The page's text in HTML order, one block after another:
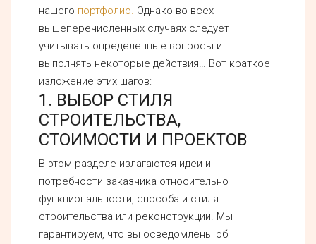
нашего портфолио. Однако во всех
вышеперечисленных случаях следует
учитывать определенные вопросы и
выполнять некоторые действия… Вот краткое
изложение этих шагов:
1. ВЫБОР СТИЛЯ
СТРОИТЕЛЬСТВА,
СТОИМОСТИ И ПРОЕКТОВ
В этом разделе излагаются идеи и
потребности заказчика относительно
функциональности, способа и стиля
строительства или реконструкции. Мы
гарантируем, что вы осведомлены об